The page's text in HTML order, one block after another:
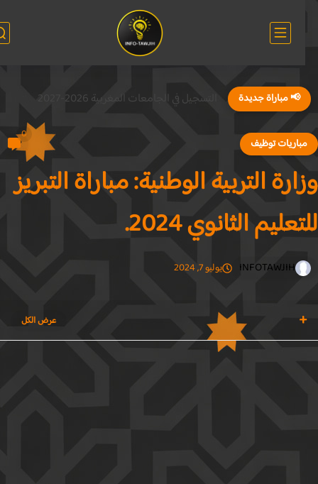
📢 مباراة جديدة التسجيل في الجامعات المغربية 2026-2027
توظيف
0
التربية الوطنية: مباراة التبريز
الثانوي 2024.
INFOTAWJIH يوليو 7, 2024